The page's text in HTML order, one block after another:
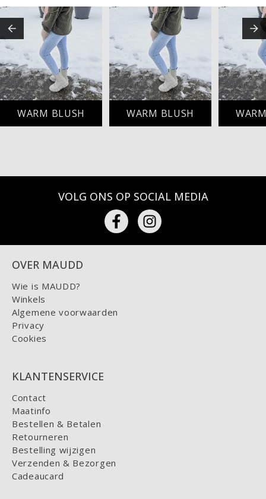
WARM BLUSH WARM BLUSH
VOLG ONS OP SOCIAL MEDIA
OVER MAUDD
Wie is MAUDD?
Winkels
Algemene voorwaarden
Privacy
Cookies
KLANTENSERVICE
Contact
Maatinfo
Bestellen & Betalen
Retourneren
Bestelling wijzigen
Verzenden & Bezorgen
Cadeaucard